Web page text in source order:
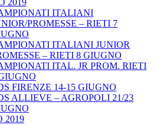
2019
ITALIANI
PROMESSE – RIETI 7
ITALIANI JUNIOR
– RIETI 8 GIUGNO
ITAL. JR PROM. RIETI
FIRENZE 14-15 GIUGNO
ALLIEVE – AGROPOLI 21/23
2019